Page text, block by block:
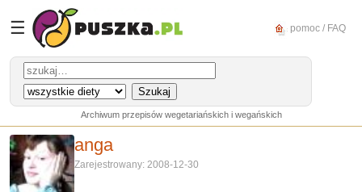
☰ pomoc / FAQ
Archiwum przepisów wegetariańskich i wegańskich
anga
Zarejestrowany: 2008-12-30